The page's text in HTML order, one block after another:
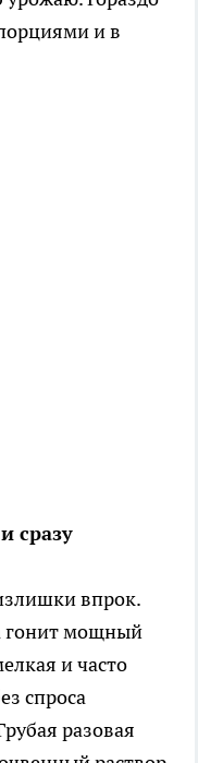
и в
сразу
впрок.
гонит мощный
и часто
спроса
разовая